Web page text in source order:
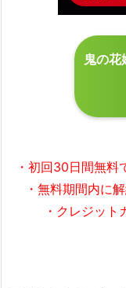
鬼の
・初回30日間無料
・無料期間内に
・クレジット